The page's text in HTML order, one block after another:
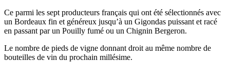
Ce parmi les sept producteurs français qui ont été sélectionnés avec
un Bordeaux fin et généreux jusqu’à un Gigondas puissant et racé
en passant par un Pouilly fumé ou un Chignin Bergeron.
Le nombre de pieds de vigne donnant droit au même nombre de
bouteilles de vin du prochain millésime.